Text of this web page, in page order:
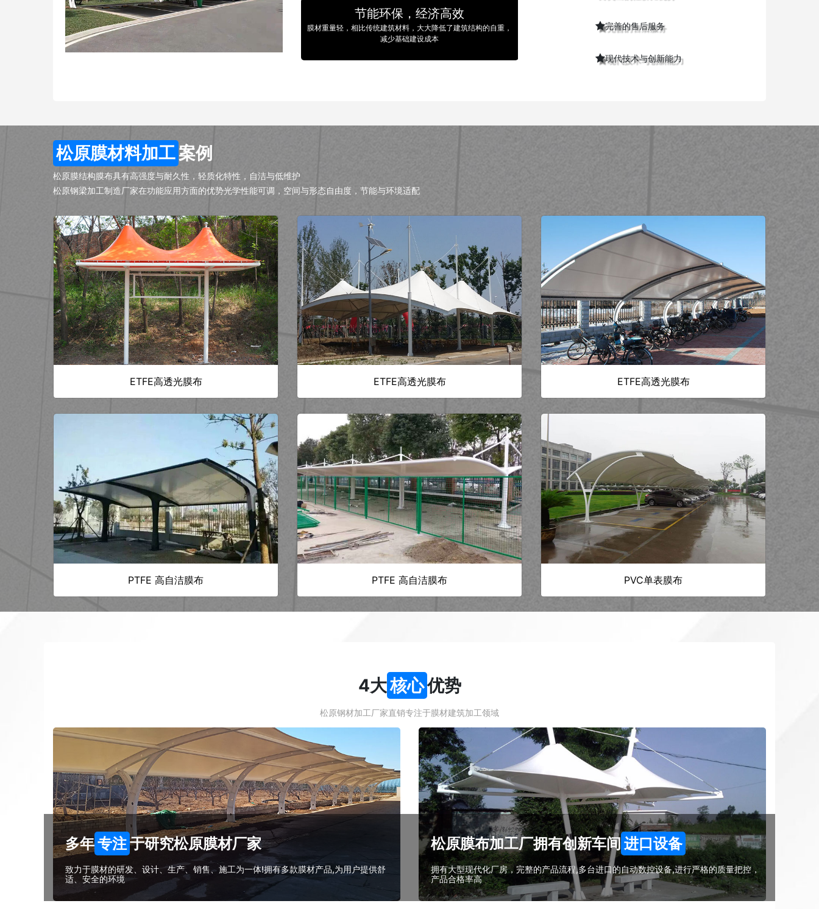
节能环保，经济高效
膜材重量轻，相比传统建筑材料，大大降低了建筑结构的自重，
减少基础建设成本
完善的售后服务
现代技术与创新能力
松原膜材料加工案例
松原膜结构膜布具有高强度与耐久性，轻质化特性，自洁与低维护
松原钢梁加工制造厂家在功能应用方面的优势光学性能可调，空间与形态自由度，节能与环境适配
ETFE高透光膜布 ETFE高透光膜布 ETFE高透光膜布
PTFE 高自洁膜布 PTFE 高自洁膜布 PVC单表膜布
4大核心优势
松原钢材加工厂家直销专注于膜材建筑加工领域
多年专注于研究松原膜材厂家
致力于膜材的研发、设计、生产、销售、施工为一体!拥有多款膜材产品,为用户提供舒
适、安全的环境
松原膜布加工厂拥有创新车间进口设备
拥有大型现代化厂房，完整的产品流程,多台进口的自动数控设备,进行严格的质量把控，
产品合格率高